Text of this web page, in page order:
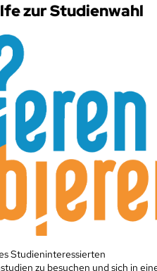
zur Studienwahl
Studieninteressierten
zu besuchen und sich in